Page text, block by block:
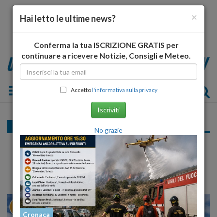
Toggle navigation
Legambiente lo aveva detto, solo 8 su 100
le scuole sicure
27 29 VENEZIA
×
Hai letto le ultime news?
Conferma la tua ISCRIZIONE GRATIS per
continuare a ricevere Notizie, Consigli e Meteo.
Accettol'informativa sulla privacy
Iscriviti
No grazie
Cronaca